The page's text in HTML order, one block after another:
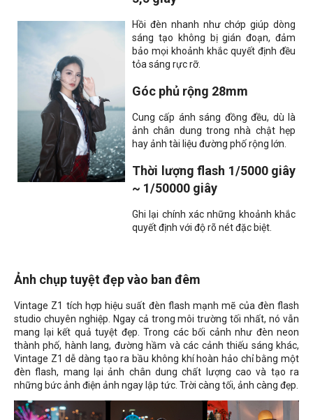
Hồi đèn nhanh như chớp giúp dòng
sáng tạo không bị gián đoạn, đảm
bảo mọi khoảnh khắc quyết định đều
tỏa sáng rực rỡ.
Góc phủ rộng 28mm
Cung cấp ánh sáng đồng đều, dù là
ảnh chân dung trong nhà chật hẹp
hay ảnh tài liệu đường phố rộng lớn.
Thời lượng flash 1/5000 giây
~ 1/50000 giây
Ghi lại chính xác những khoảnh khắc
quyết định với độ rõ nét đặc biệt.
Ảnh chụp tuyệt đẹp vào ban đêm
Vintage Z1 tích hợp hiệu suất đèn flash mạnh mẽ của đèn flash
studio chuyên nghiệp. Ngay cả trong môi trường tối nhất, nó vẫn
mang lại kết quả tuyệt đẹp. Trong các bối cảnh như đèn neon
thành phố, hành lang, đường hầm và các cảnh thiếu sáng khác,
Vintage Z1 dễ dàng tạo ra bầu không khí hoàn hảo chỉ bằng một
đèn flash, mang lại ảnh chân dung chất lượng cao và tạo ra
những bức ảnh điện ảnh ngay lập tức. Trời càng tối, ảnh càng đẹp.